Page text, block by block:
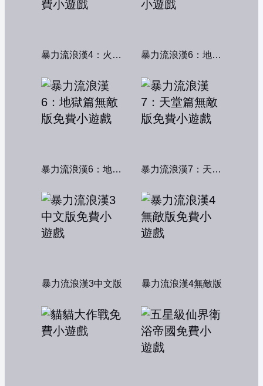
暴力流浪漢4：火線交鋒 暴力流浪漢6：地獄篇
暴力流浪漢6：地獄篇無敵版 暴力流浪漢7：天堂篇無敵版
暴力流浪漢3中文版 暴力流浪漢4無敵版